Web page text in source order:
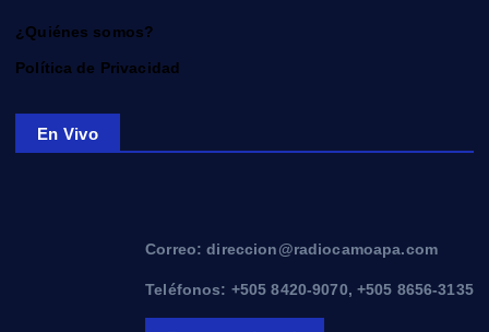
¿Quiénes somos?
Política de Privacidad
En Vivo
Correo: direccion@radiocamoapa.com
Teléfonos: +505 8420-9070, +505 8656-3135